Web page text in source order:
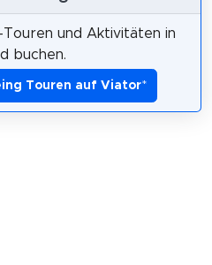
und Aktivitäten in
buchen.
Touren auf Viator*